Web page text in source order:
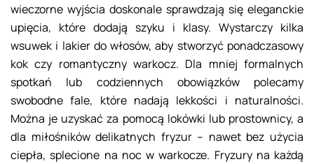
wieczorne wyjścia doskonale sprawdzają się eleganckie
upięcia, które dodają szyku i klasy. Wystarczy kilka
wsuwek i lakier do włosów, aby stworzyć ponadczasowy
kok czy romantyczny warkocz. Dla mniej formalnych
spotkań lub codziennych obowiązków polecamy
swobodne fale, które nadają lekkości i naturalności.
Można je uzyskać za pomocą lokówki lub prostownicy, a
dla miłośników delikatnych fryzur – nawet bez użycia
ciepła, splecione na noc w warkocze. Fryzury na każdą